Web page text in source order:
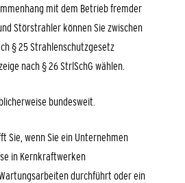
mit dem Betrieb fremder
Störstrahler können Sie zwischen
§ 25 Strahlenschutzgesetz
nach § 26 StrlSchG wählen.
bundesweit.
Sie, wenn Sie ein Unternehmen
in Kernkraftwerken
durchführt oder ein